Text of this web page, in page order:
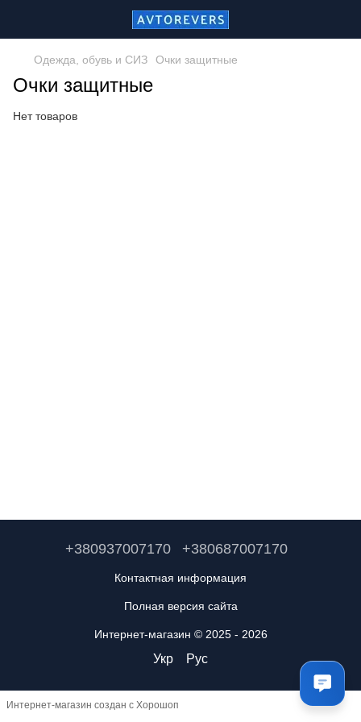
Одежда, обувь и СИЗ Очки защитные
Очки защитные
Нет товаров
+380937007170 +380687007170
Контактная информация
Полная версия сайта
Интернет-магазин © 2025 - 2026
Укр Рус
Интернет-магазин создан с Хорошоп